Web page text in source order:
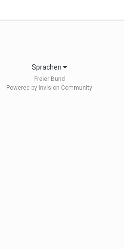
Sprachen
Freier Bund
Powered by Invision Community